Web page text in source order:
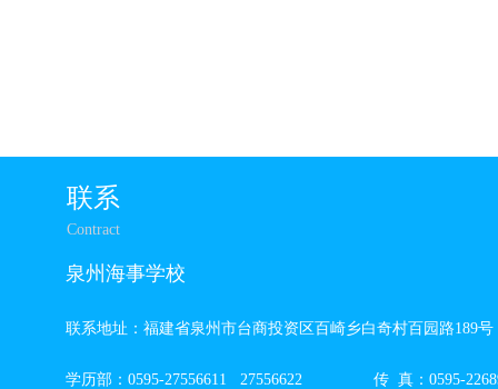
泉州海事学校
联系地址：福建省泉州市台商投资区百崎乡白奇村百园路
学历部：0595-27556611 27556622 传 真：0595-
联系
Contract